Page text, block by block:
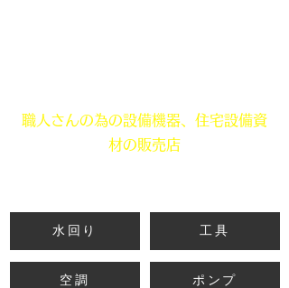
職人さんの為の設備機器、住宅設備資
材の販売店
水回り 工具
空調 ポンプ